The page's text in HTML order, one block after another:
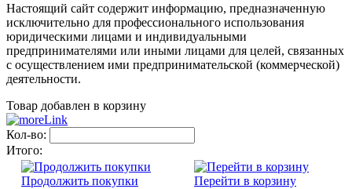
Настоящий сайт содержит информацию, предназначенную
исключительно для профессионального использования
юридическими лицами и индивидуальными
предпринимателями или иными лицами для целей, связанных
с осуществлением ими предпринимательской (коммерческой)
деятельности.
Товар добавлен в корзину
Кол-во:
Итого:
Продолжить покупки
Перейти в корзину